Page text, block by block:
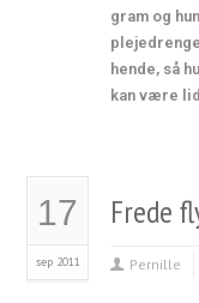
gram og
hende, så
kan være
17
sep 2011
Frede
Pernille